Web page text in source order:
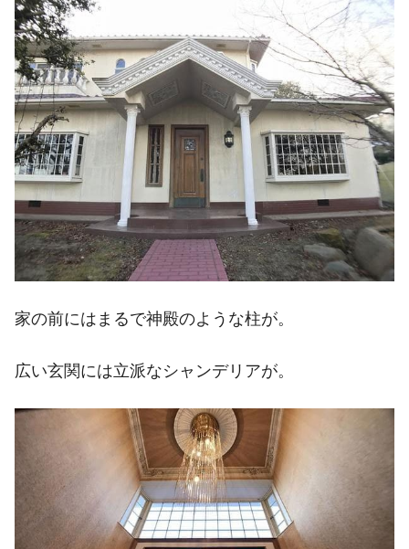
家の前にはまるで神殿のような柱が。
広い玄関には立派なシャンデリアが。